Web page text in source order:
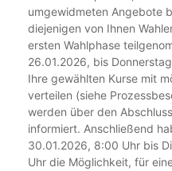
umgewidmeten Angebote
diejenigen von Ihnen
ersten Wahlphase
26.01.2026, bis
Ihre gewählten Kurse mit
verteilen (siehe
werden über den
informiert. Anschließend
30.01.2026, 8:00 Uhr bis
Uhr die Möglichkeit, für